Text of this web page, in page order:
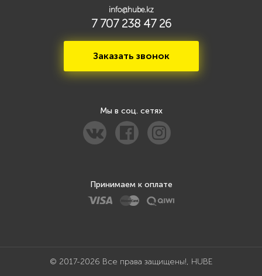
info@hube.kz
7 707 238 47 26
Заказать звонок
Мы в соц. сетях
Принимаем к оплате
© 2017-2026 Все права защищены!, HUBE